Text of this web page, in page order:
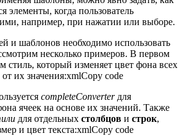
элементы, когда пользователь
например, при нажатии или выборе.
и шаблонов необходимо использовать
несколько примеров. В первом
стиль, который изменяет цвет фона всех
их значения:xmlCopy code
completeConverterдля
ячеек на основе их значений. Также
для отдельных столбцов и строк,
и цвет текста:xmlCopy code